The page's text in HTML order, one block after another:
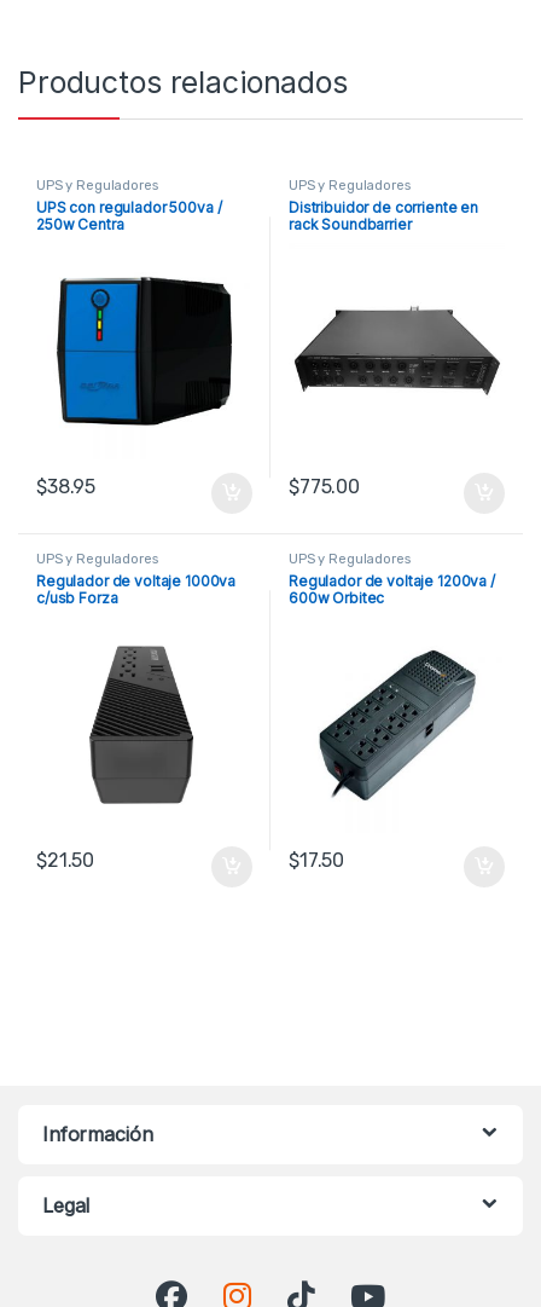
Productos relacionados
UPS y Reguladores
UPS con regulador 500va /
250w Centra
$38.95
UPS y Reguladores
Distribuidor de corriente en
rack Soundbarrier
$775.00
UPS y Reguladores
Regulador de voltaje 1000va
c/usb Forza
$21.50
UPS y Reguladores
Regulador de voltaje 1200va /
600w Orbitec
$17.50
Información
Legal